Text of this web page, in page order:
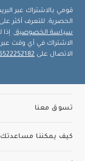
قومي بالاشتراك عبر
الحصرية. للتعرف أكثر
سياسة الخصوصية .
الاشتراك في أي وقت عبر
الاتصال على
تسوق معنا
كيف يمكننا